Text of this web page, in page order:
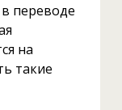
переводе
на
такие